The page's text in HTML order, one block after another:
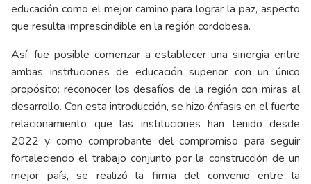
educación como el mejor camino para lograr la paz, aspecto
que resulta imprescindible en la región cordobesa.
Así, fue posible comenzar a establecer una sinergia entre
ambas instituciones de educación superior con un único
propósito: reconocer los desafíos de la región con miras al
desarrollo. Con esta introducción, se hizo énfasis en el fuerte
relacionamiento que las instituciones han tenido desde
2022 y como comprobante del compromiso para seguir
fortaleciendo el trabajo conjunto por la construcción de un
mejor país, se realizó la firma del convenio entre la